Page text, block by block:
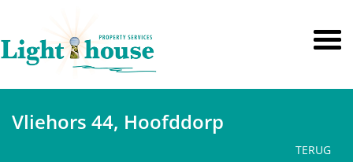
Vliehors 44, Hoofddorp
TERUG